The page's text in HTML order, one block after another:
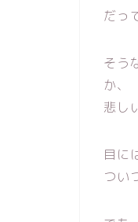
だっ
そう
か、
悲し
目に
つい